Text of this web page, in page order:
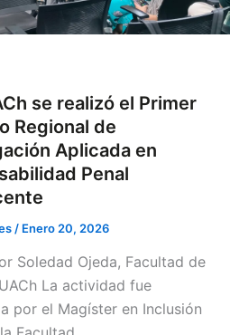
se realizó el Primer
Regional de
Aplicada en
Penal
/ Enero 20, 2026
Soledad Ojeda, Facultad de
La actividad fue
por el Magíster en Inclusión